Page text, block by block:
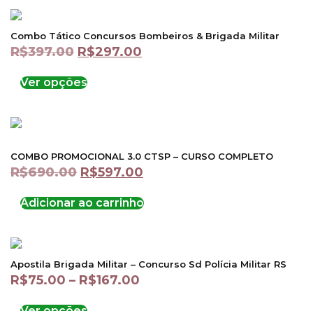
Combo Tático Concursos Bombeiros & Brigada Militar
R$397.00 R$297.00
Ver opções
COMBO PROMOCIONAL 3.0 CTSP – CURSO COMPLETO
R$690.00 R$597.00
Adicionar ao carrinho
Apostila Brigada Militar – Concurso Sd Polícia Militar RS
R$75.00 – R$167.00